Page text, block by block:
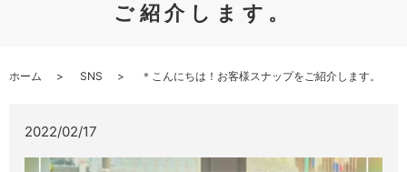
ご紹介します。
ホーム SNS ＊こんにちは！お客様スナップをご紹介します。
2022/02/17